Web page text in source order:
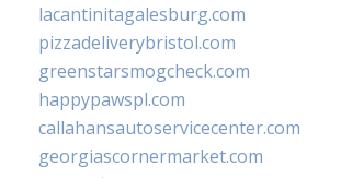
lacantinitagalesburg.com
pizzadeliverybristol.com
greenstarsmogcheck.com
happypawspl.com
callahansautoservicecenter.com
georgiascornermarket.com